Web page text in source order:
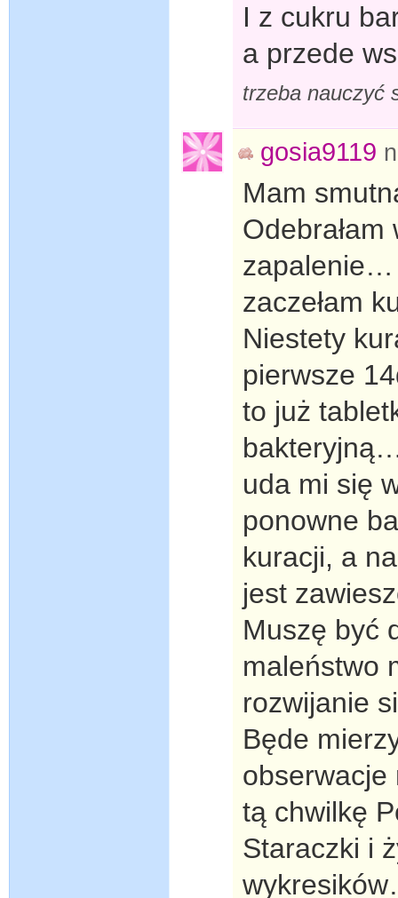
I z cukru
a przede
trzeba
gosia9119
Mam
zapalenie…
zaczełam
Niestety
pierwsze
to już
uda mi się
ponowne
kuracji, a
jest
Muszę być
maleństwo
rozwijanie
Będe
obserwacje
tą chwilkę
Staraczki i